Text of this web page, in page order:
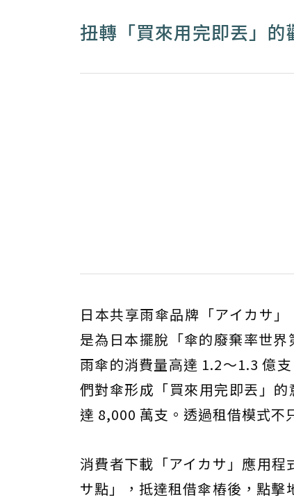
扭轉「買來用完即丟」的
日本共享雨傘品牌「アイカサ
是為日本擺脫「傘的廢棄率世
雨傘的消費量高達 1.2～1.3 億
們對傘形成「買來用完即丟」
達 8,000 萬支。透過租借模式不
消費者下載「アイカサ」應用
サ點」，抵達租借傘樁後，點